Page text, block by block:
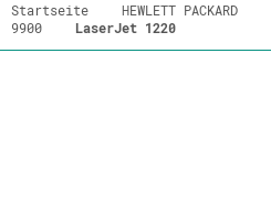
Startseite HEWLETT PACKARD
9900
LaserJet 1220